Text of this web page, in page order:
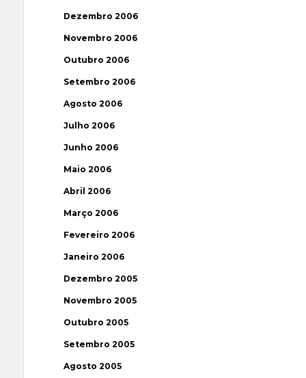
Dezembro 2006
Novembro 2006
Outubro 2006
Setembro 2006
Agosto 2006
Julho 2006
Junho 2006
Maio 2006
Abril 2006
Março 2006
Fevereiro 2006
Janeiro 2006
Dezembro 2005
Novembro 2005
Outubro 2005
Setembro 2005
Agosto 2005